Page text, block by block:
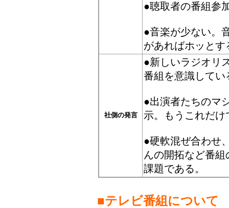
●聴取者の番組参
●音楽が少ない。
があればホッとす
社側の発言
●新しいラジオリ
番組を意識してい
●出演者たちのマ
示。もうこれだ
●硬軟混ぜ合わせ
んの開拓など番
課題である。
■テレビ番組について